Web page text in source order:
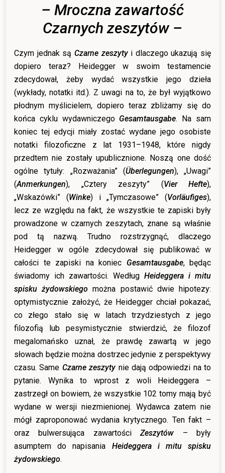
– Mroczna zawartość
Czarnych zeszytów –
Czym jednak są Czarne zeszyty i dlaczego ukazują się
dopiero teraz? Heidegger w swoim testamencie
zdecydował, żeby wydać wszystkie jego dzieła
(wykłady, notatki itd.). Z uwagi na to, że był wyjątkowo
płodnym myślicielem, dopiero teraz zbliżamy się do
końca cyklu wydawniczegoGesamtausgabe. Na sam
koniec tej edycji miały zostać wydane jego osobiste
notatki filozoficzne z lat 1931–1948, które nigdy
przedtem nie zostały upublicznione. Noszą one dość
ogólne tytuły: „Rozważania” (Überlegungen), „Uwagi”
(Anmerkungen), „Cztery zeszyty” (Vier Hefte),
„Wskazówki” (Winke) i „Tymczasowe” (Vorläufiges),
lecz ze względu na fakt, że wszystkie te zapiski były
prowadzone w czarnych zeszytach, znane są właśnie
pod tą nazwą. Trudno rozstrzygnąć, dlaczego
Heidegger w ogóle zdecydował się publikować w
całości te zapiski na koniec Gesamtausgabe, będąc
świadomy ich zawartości. Według Heideggera i mitu
spisku żydowskiego można postawić dwie hipotezy:
optymistycznie założyć, że Heidegger chciał pokazać,
co złego stało się w latach trzydziestych z jego
filozofią lub pesymistycznie stwierdzić, że filozof
megalomańsko uznał, że prawdę zawartą w jego
słowach będzie można dostrzec jedynie z perspektywy
czasu. Same Czarne zeszyty nie dają odpowiedzi na to
pytanie. Wynika to wprost z woli Heideggera –
zastrzegł on bowiem, że wszystkie 102 tomy mają być
wydane w wersji niezmienionej. Wydawca zatem nie
mógł zaproponować wydania krytycznego. Ten fakt –
oraz bulwersująca zawartościZeszytów – były
asumptem do napisania Heideggera i mitu spisku
żydowskiego.